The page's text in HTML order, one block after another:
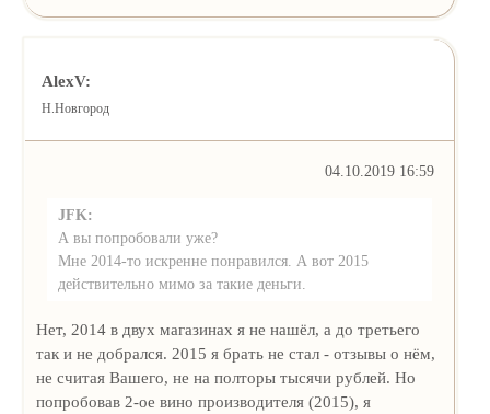
AlexV:
Н.Новгород
04.10.2019 16:59
JFK:
А вы попробовали уже?
Мне 2014-то искренне понравился. А вот 2015
действительно мимо за такие деньги.
Нет, 2014 в двух магазинах я не нашёл, а до третьего
так и не добрался. 2015 я брать не стал - отзывы о нём,
не считая Вашего, не на полторы тысячи рублей. Но
попробовав 2-ое вино производителя (2015), я